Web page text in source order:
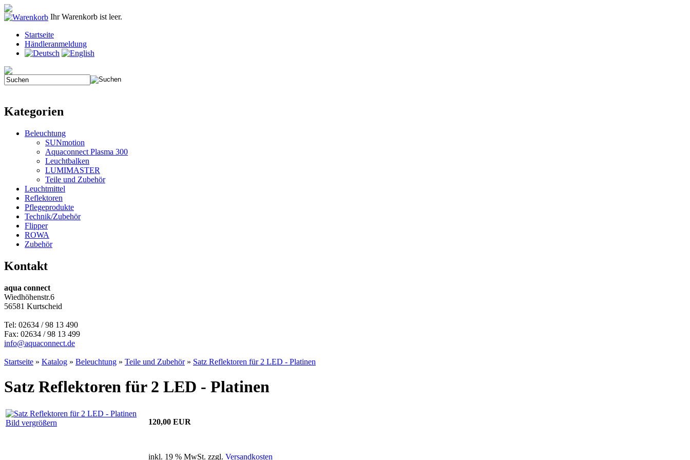
Ihr Warenkorb ist leer.
Startseite
Händleranmeldung
Kategorien
Beleuchtung
SUNmotion
Aquaconnect Plasma 300
Leuchtbalken
LUMIMASTER
Teile und Zubehör
Leuchtmittel
Reflektoren
Pflegeprodukte
Technik/Zubehör
Flipper
ROWA
Zubehör
Kontakt
aqua connect
Wiedhöhenstr.6
56581 Kurtscheid
Tel: 02634 / 98 13 490
Fax: 02634 / 98 13 499
info@aquaconnect.de
Startseite » Katalog » Beleuchtung » Teile und Zubehör» Satz Reflektoren für 2 LED - Platinen
Satz Reflektoren für 2 LED - Platinen
Bild vergrößern 120,00 EUR
inkl. 19 % MwSt. zzgl. Versandkosten